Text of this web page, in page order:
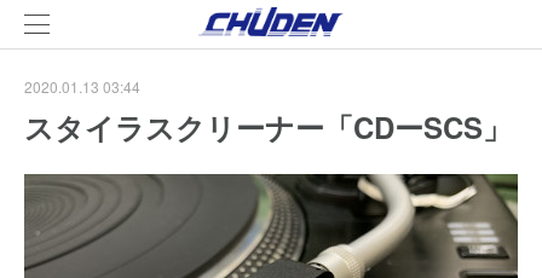
2020.01.13 03:44
スタイラスクリーナー「CDーSCS」